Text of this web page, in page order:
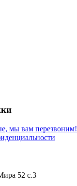
мы вам перезвоним!
52 с.3